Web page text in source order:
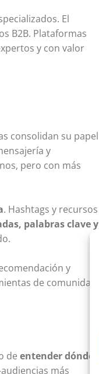
El
B2B. Plataformas
y con valor
consolidan su papel
y
pero con más
. Hashtags y recursos
palabras clave y
y
de comunidad,
de entender dónde,
más